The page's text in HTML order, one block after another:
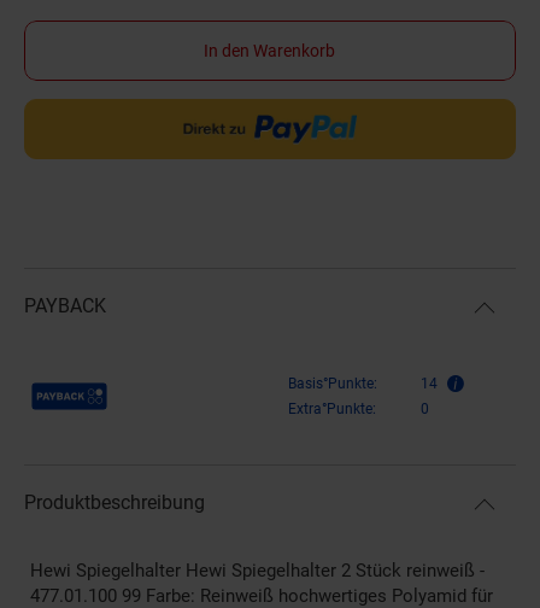
In den Warenkorb
PAYBACK
Payback Punkte Basis°Punkte:
14
Extra°Punkte:
0
Produktbeschreibung
Hewi Spiegelhalter Hewi Spiegelhalter 2 Stück reinweiß -
477.01.100 99 Farbe: Reinweiß hochwertiges Polyamid für